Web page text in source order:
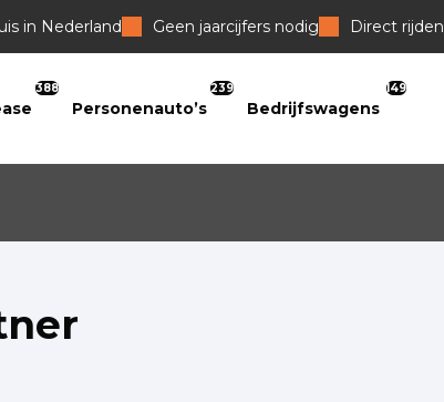
in Nederland Geen jaarcijfers nodig Direct rijden
388
Personenauto’s
239
Bedrijfswagens
149